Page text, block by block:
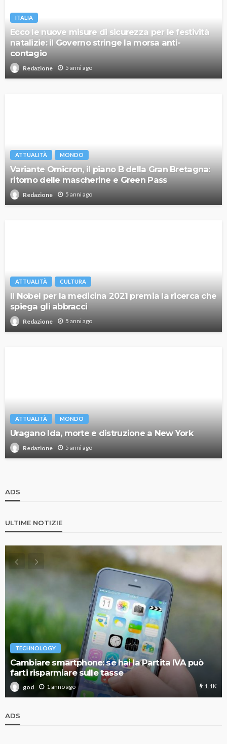
ITALIA
Ecco le nuove misure di sicurezza per le festività
natalizie: il Governo stringe la morsa anti-
contagio
Redazione 5 anni ago
ATTUALITÀ MONDO
Variante Omicron, il piano B della Gran Bretagna:
ritorno delle mascherine e Green Pass
Redazione 5 anni ago
ATTUALITÀ CULTURA
Il Nobel per la medicina 2021 premia la ricerca che
spiega gli abbracci
Redazione 5 anni ago
ATTUALITÀ MONDO
Uragano Ida, morte e distruzione a New York
Redazione 5 anni ago
ADS
ULTIME NOTIZIE
TECHNOLOGY
Cambiare smartphone: se hai la Partita IVA può
farti risparmiare sulle tasse
god 1 anno ago 1.1K
ADS